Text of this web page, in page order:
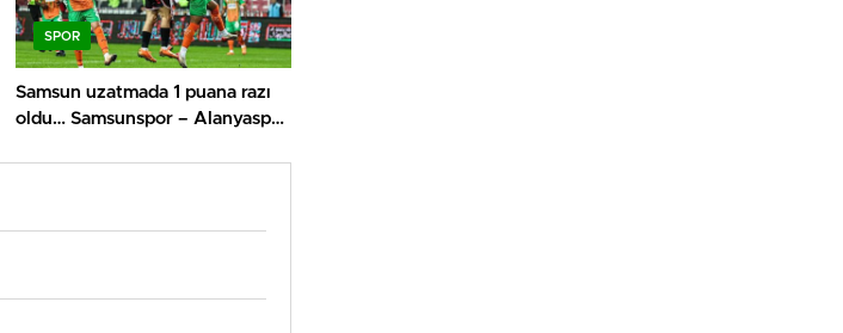
SPOR
Samsun uzatmada 1 puana razı
oldu… Samsunspor – Alanyaspor